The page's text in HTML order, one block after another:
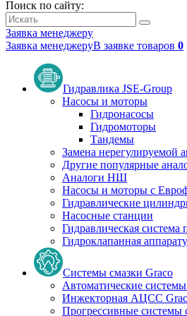
Поиск по сайту:
Заявка менеджеру
Заявка менеджеруВ заявке товаров 0
Гидравлика JSE-Group
Насосы и моторы
Гидронасосы
Гидромоторы
Тандемы
Замена нерегулируемой
Другие популярные
Аналоги НШ
Насосы и моторы с
Гидравлические
Насосные станции
Гидравлическая система
Гидроклапанная
Системы смазки Graco
Автоматические
Инжекторная АЦСС
Прогрессивные системы